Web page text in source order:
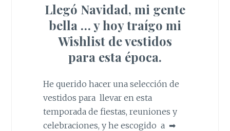
Llegó Navidad, mi gente
bella … y hoy traígo mi
Wishlist de vestidos
para esta época.
He querido hacer una selección de
vestidos para llevar en esta
temporada de fiestas, reuniones y
celebraciones, y he escogido a ➡